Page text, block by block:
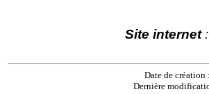
Site internet:
Date de création :
Dernière